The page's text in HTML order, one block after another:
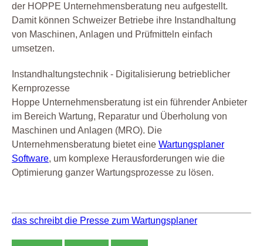
der HOPPE Unternehmensberatung neu aufgestellt.
Damit können Schweizer Betriebe ihre Instandhaltung
von Maschinen, Anlagen und Prüfmitteln einfach
umsetzen.
Instandhaltungstechnik - Digitalisierung betrieblicher
Kernprozesse
Hoppe Unternehmensberatung ist ein führender Anbieter
im Bereich Wartung, Reparatur und Überholung von
Maschinen und Anlagen (MRO). Die
Unternehmensberatung bietet eine Wartungsplaner
Software, um komplexe Herausforderungen wie die
Optimierung ganzer Wartungsprozesse zu lösen.
das schreibt die Presse zum Wartungsplaner